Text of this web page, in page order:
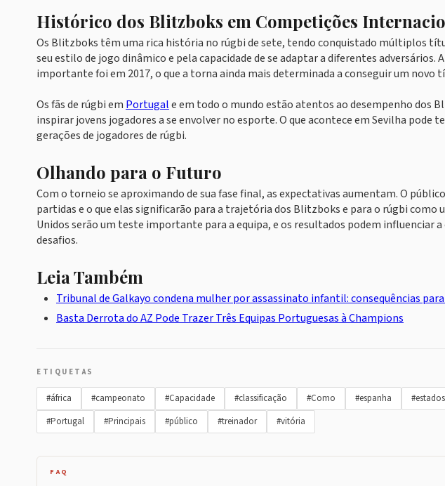
Histórico dos Blitzboks em Competições
Os Blitzboks têm uma rica história no rúgbi de sete, tendo conquistado múltiplos
seu estilo de jogo dinâmico e pela capacidade de se adaptar a diferentes
importante foi em 2017, o que a torna ainda mais determinada a conseguir um novo
Os fãs de rúgbi em Portugale em todo o mundo estão atentos ao desempenho dos
inspirar jovens jogadores a se envolver no esporte. O que acontece em Sevilha pode
gerações de jogadores de rúgbi.
Olhando para o Futuro
Com o torneio se aproximando de sua fase final, as expectativas aumentam. O
partidas e o que elas significarão para a trajetória dos Blitzboks e para o rúgbi como
Unidos serão um teste importante para a equipa, e os resultados podem influenciar
desafios.
Leia Também
Tribunal de Galkayo condena mulher por assassinato infantil: consequências
Basta Derrota do AZ Pode Trazer Três Equipas Portuguesas à Champions
ETIQUETAS
#áfrica #campeonato #Capacidade #classificação #Como #espanha
#Portugal
#Principais #público #treinador #vitória
FAQ